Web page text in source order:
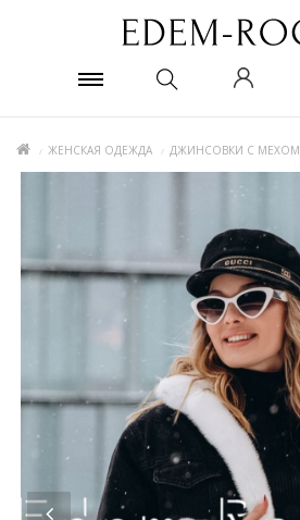
ЖЕНСКАЯ ОДЕЖДА ДЖИНСОВКИ С МЕХОМ